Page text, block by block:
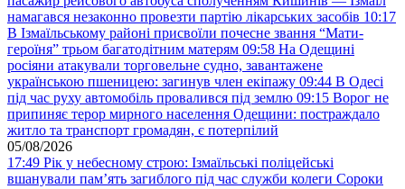
намагався незаконно провезти партію лікарських засобів 10:17
В Ізмаїльському районі присвоїли почесне звання “Мати-
героїня” трьом багатодітним матерям 09:58 На Одещині
росіяни атакували торговельне судно, завантажене
українською пшеницею: загинув член екіпажу 09:44 В Одесі
під час руху автомобіль провалився під землю 09:15 Ворог не
припиняє терор мирного населення Одещини: постраждало
житло та транспорт громадян, є потерпілий
05/08/2026
17:49 Рік у небесному строю: Ізмаїльські поліцейські
вшанували пам’ять загиблого під час служби колеги Сороки